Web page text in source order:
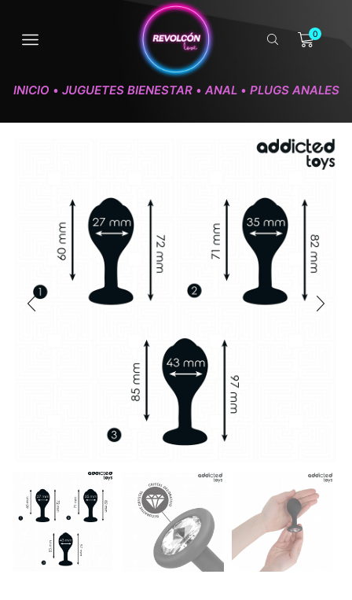
0
INICIO • JUGUETES BIENESTAR • ANAL • PLUGS ANALES